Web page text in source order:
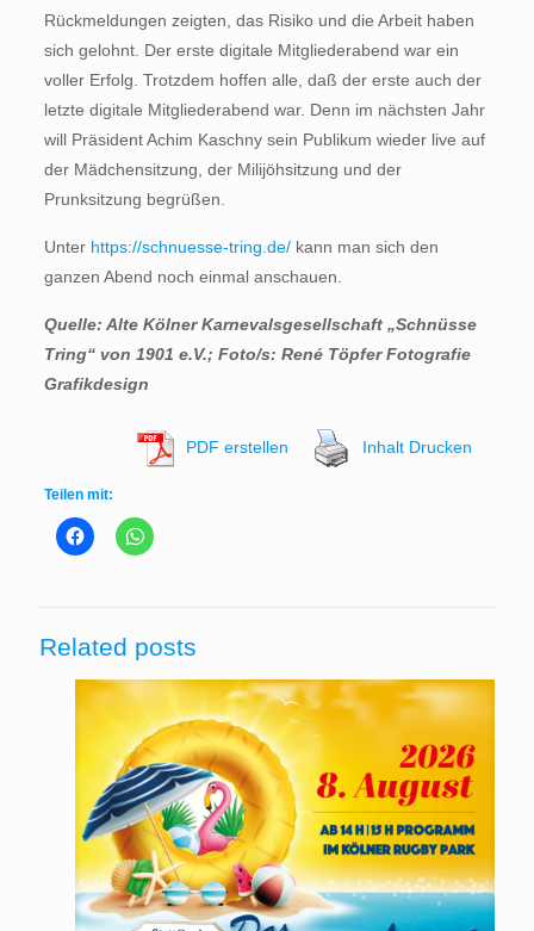
Rückmeldungen zeigten, das Risiko und die Arbeit haben
sich gelohnt. Der erste digitale Mitgliederabend war ein
voller Erfolg. Trotzdem hoffen alle, daß der erste auch der
letzte digitale Mitgliederabend war. Denn im nächsten Jahr
will Präsident Achim Kaschny sein Publikum wieder live auf
der Mädchensitzung, der Milijöhsitzung und der
Prunksitzung begrüßen.
Unter https://schnuesse-tring.de/kann man sich den
ganzen Abend noch einmal anschauen.
Quelle: Alte Kölner Karnevalsgesellschaft „Schnüsse
Tring“ von 1901 e.V.; Foto/s: René Töpfer Fotografie
Grafikdesign
PDF erstellen Inhalt Drucken
Teilen mit:
Related posts